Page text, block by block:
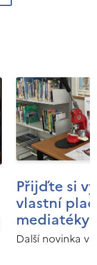
Přijďte si
vlastní
mediatéky
Další novinka v